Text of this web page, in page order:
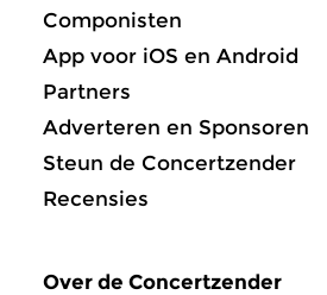
Componisten
App voor iOS en Android
Partners
Adverteren en Sponsoren
Steun de Concertzender
Recensies
Over de Concertzender